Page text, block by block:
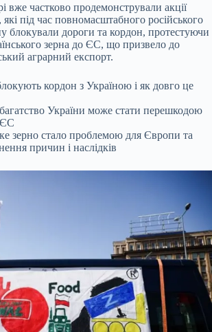
вже частково продемонстрували акції
під час повномасштабного російського
блокували дороги та кордон, протестуючи
зерна до ЄС, що призвело до
аграрний експорт.
кордон з Україною і як довго це
України може стати перешкодою
ЄС
зерно стало проблемою для Європи та
причин і наслідків